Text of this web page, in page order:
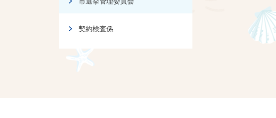
契約検査係